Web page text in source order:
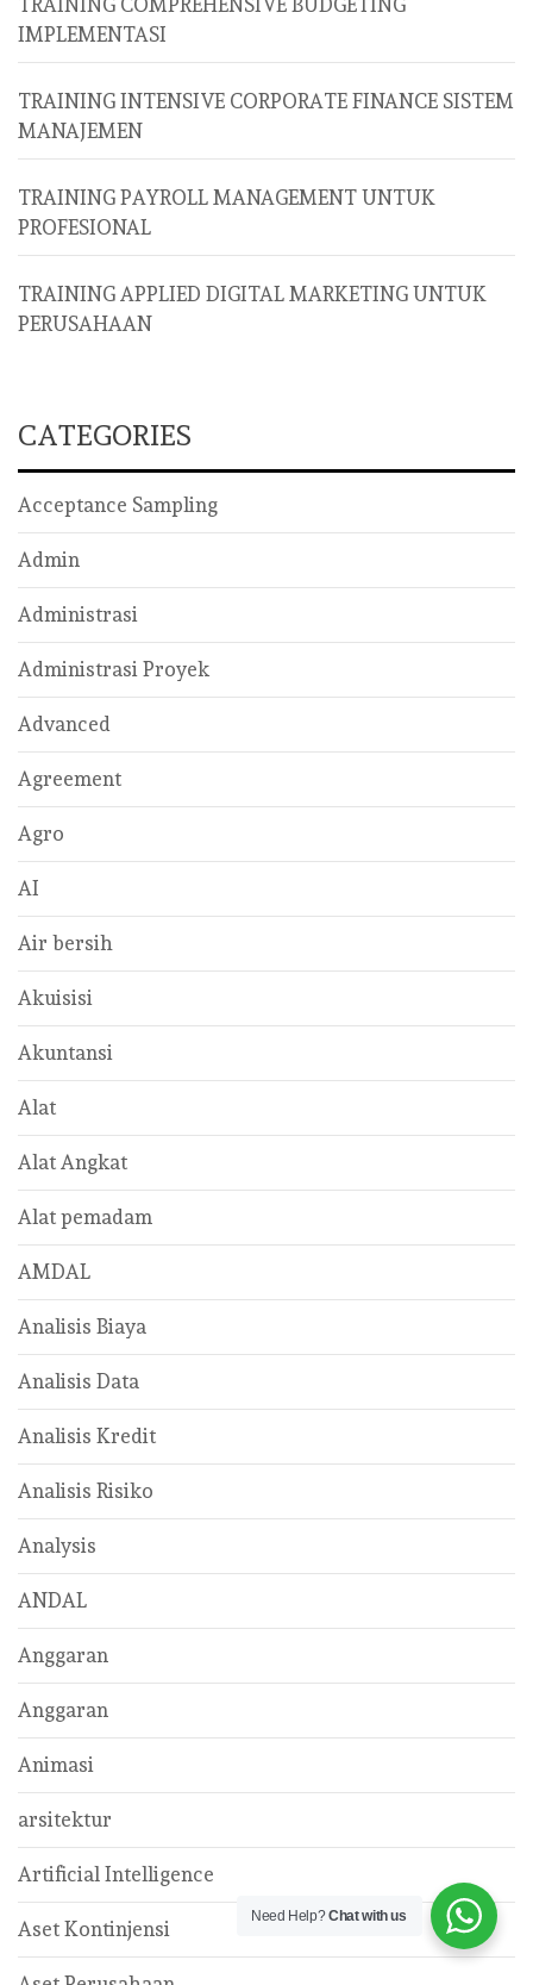
TRAINING COMPREHENSIVE BUDGETING
IMPLEMENTASI
TRAINING INTENSIVE CORPORATE FINANCE SISTEM
MANAJEMEN
TRAINING PAYROLL MANAGEMENT UNTUK
PROFESIONAL
TRAINING APPLIED DIGITAL MARKETING UNTUK
PERUSAHAAN
CATEGORIES
Acceptance Sampling
Admin
Administrasi
Administrasi Proyek
Advanced
Agreement
Agro
AI
Air bersih
Akuisisi
Akuntansi
Alat
Alat Angkat
Alat pemadam
AMDAL
Analisis Biaya
Analisis Data
Analisis Kredit
Analisis Risiko
Analysis
ANDAL
Anggaran
Anggaran
Animasi
arsitektur
Artificial Intelligence
Aset Kontinjensi
Need Help?Chat with us